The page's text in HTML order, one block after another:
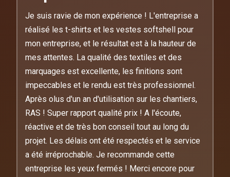
Je suis ravie de mon expérience ! L'entreprise a
réalisé les t-shirts et les vestes softshell pour
mon entreprise, et le résultat est à la hauteur de
mes attentes. La qualité des textiles et des
marquages est excellente, les finitions sont
impeccables et le rendu est très professionnel.
Après olus d'un an d'utilisation sur les chantiers,
RAS ! Super rapport qualité prix ! A l'écoute,
réactive et de très bon conseil tout au long du
projet. Les délais ont été respectés et le service
a été irréprochable. Je recommande cette
entreprise les yeux fermés ! Merci encore pour